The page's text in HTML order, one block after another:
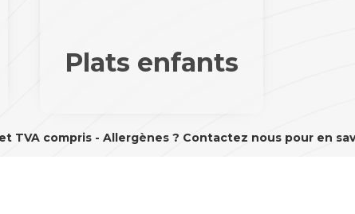
Plats enfants
TVA compris - Allergènes ? Contactez nous pour en